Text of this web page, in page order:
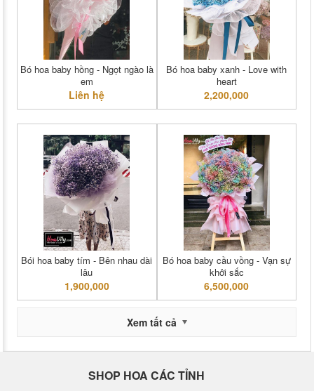
Bó hoa baby hồng - Ngọt ngào là
em
Liên hệ
Bó hoa baby xanh - Love with
heart
2,200,000
Bói hoa baby tím - Bên nhau dài
lâu
1,900,000
Bó hoa baby cầu vồng - Vạn sự
khởi sắc
6,500,000
Xem tất cả
SHOP HOA CÁC TỈNH